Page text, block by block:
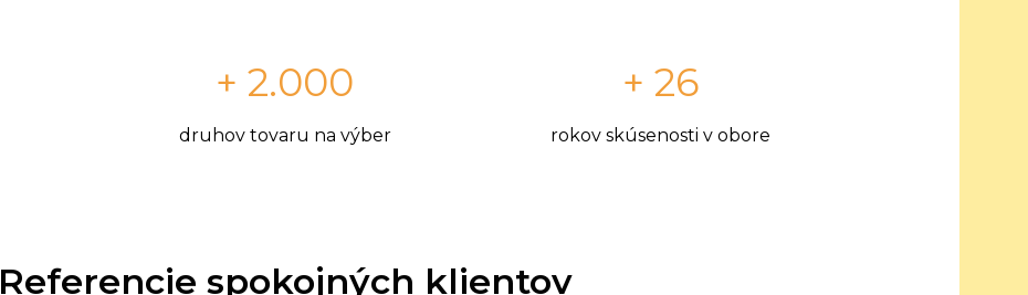
+ 2.000
druhov tovaru na výber
+ 26
rokov skúsenosti v obore
Referencie spokojných klientov